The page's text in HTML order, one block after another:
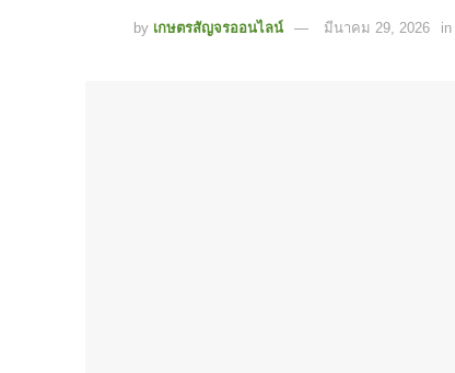
by เกษตรสัญจรออนไลน์ มีนาคม 29, 2026 in